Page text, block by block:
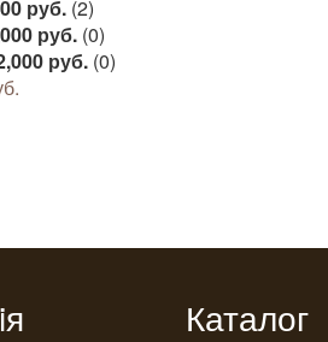
руб. (2)
руб. (0)
руб. (0)
Каталог